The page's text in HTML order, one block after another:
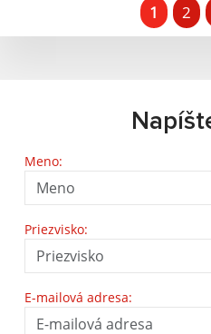
1 2
Meno:
Priezvisko:
E-mailová adresa: